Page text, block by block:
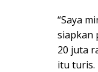
“Saya
siapkan
20 juta
itu turis.